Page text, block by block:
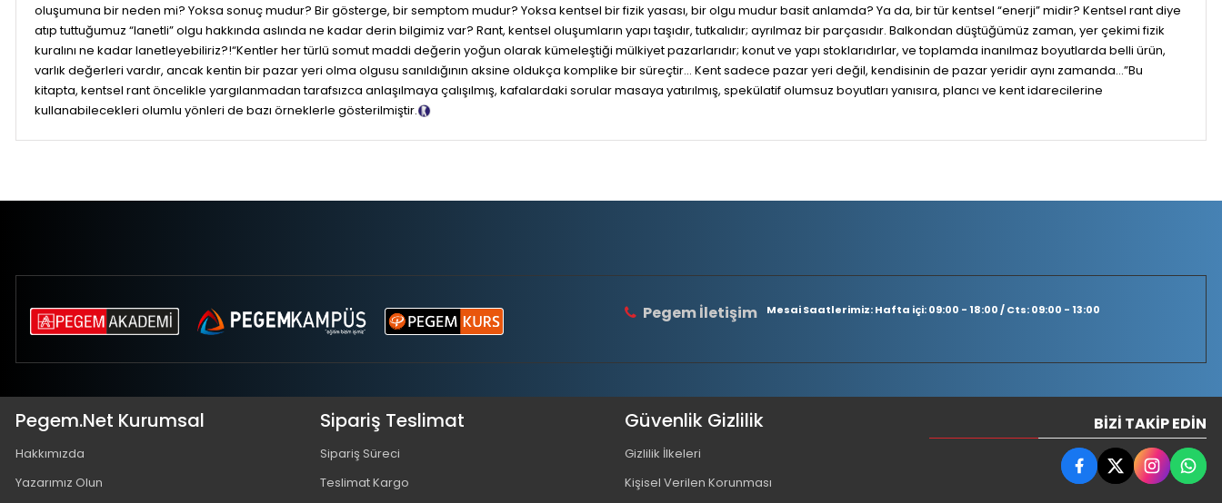
oluşumuna bir neden mi? Yoksa sonuç mudur? Bir gösterge, bir semptom mudur? Yoksa kentsel bir fizik yasası, bir olgu mudur basit anlamda? Ya da, bir tür kentsel “enerji” midir? Kentsel rant diye
atıp tuttuğumuz “lanetli” olgu hakkında aslında ne kadar derin bilgimiz var? Rant, kentsel oluşumların yapı taşıdır, tutkalıdır; ayrılmaz bir parçasıdır. Balkondan düştüğümüz zaman, yer çekimi fizik
kuralını ne kadar lanetleyebiliriz?!“Kentler her türlü somut maddi değerin yoğun olarak kümeleştiği mülkiyet pazarlarıdır; konut ve yapı stoklarıdırlar, ve toplamda inanılmaz boyutlarda belli ürün,
varlık değerleri vardır, ancak kentin bir pazar yeri olma olgusu sanıldığının aksine oldukça komplike bir süreçtir... Kent sadece pazar yeri değil, kendisinin de pazar yeridir aynı zamanda...”Bu
kitapta, kentsel rant öncelikle yargılanmadan tarafsızca anlaşılmaya çalışılmış, kafalardaki sorular masaya yatırılmış, spekülatif olumsuz boyutları yanısıra, plancı ve kent idarecilerine
kullanabilecekleri olumlu yönleri de bazı örneklerle gösterilmiştir.
Pegem İletişim Mesai Saatlerimiz: Hafta içi: 09:00 - 18:00 / Cts: 09:00 - 13:00
Pegem.Net Kurumsal
Hakkımızda
Yazarımız Olun
Sipariş Teslimat
Sipariş Süreci
Teslimat Kargo
Güvenlik Gizlilik
Gizlilik İlkeleri
Kişisel Verilen Korunması
BIZI TAKIP EDIN